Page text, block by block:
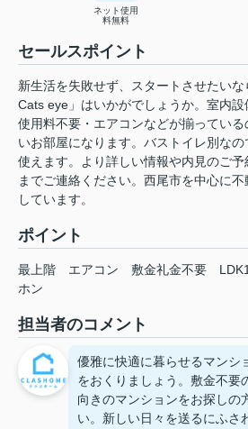
ネット使用
料無料
セールスポイント
新生活を失敗せず、スタートさせたい
Cats eye」はいかがでしょうか。室内設
使用料不要・エアコンなどが揃ってい
いお部屋になります。バストイレ別なの
使えます。より詳しい情報や内見のご
までご連絡ください。西尾市を中心に
しています。
ポイント
最上階 エアコン 敷金礼金不要
ホン
担当者のコメント
優雅に快適に暮らせるマンシ
をおくりましょう。敷金不要
向きのマンションをお探しの
い。新しい日々を送るにふさ